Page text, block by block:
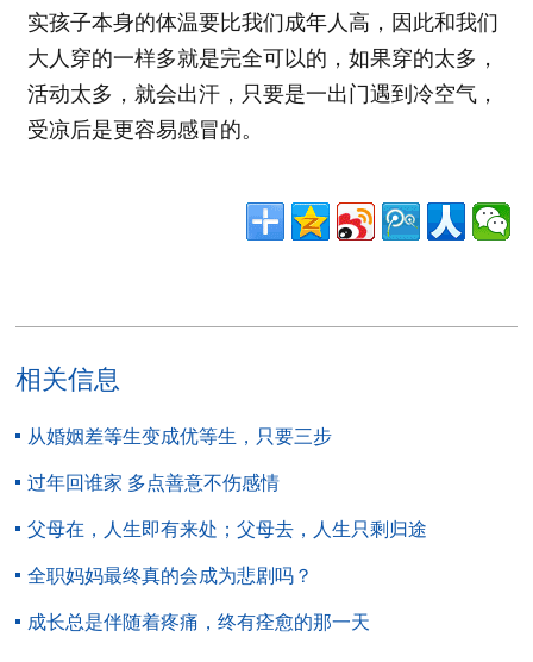
实孩子本身的体温要比我们成年人高，因此和我们
大人穿的一样多就是完全可以的，如果穿的太多，
活动太多，就会出汗，只要是一出门遇到冷空气，
受凉后是更容易感冒的。
相关信息
从婚姻差等生变成优等生，只要三步
过年回谁家 多点善意不伤感情
父母在，人生即有来处；父母去，人生只剩归途
全职妈妈最终真的会成为悲剧吗？
成长总是伴随着疼痛，终有痊愈的那一天